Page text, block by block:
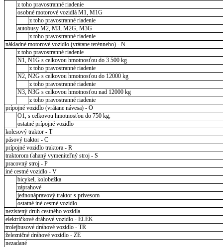
z toho pravostranné riadenie
osobné motorové vozidlá M1, M1G
z toho pravostranné riadenie
autobusy M2, M3, M2G, M3G
z toho pravostranné riadenie
nákladné motorové vozidlo (vrátane terénneho) - N
z toho pravostranné riadenie
N1, N1G s celkovou hmotnosťou do 3 500 kg
z toho pravostranné riadenie
N2, N2G s celkovou hmotnosťou do 12000 kg
z toho pravostranné riadenie
N3, N3G s celkovou hmotnosťou nad 12000 kg
z toho pravostranné riadenie
prípojné vozidlo (vrátane návesa) - O
O1, s celkovou hmotnosťou do 750 kg,
ostatné prípojné vozidlo
kolesový traktor - T
pásový traktor - C
prípojné vozidlo traktora - R
traktorom ťahaný vymeniteľný stroj - S
pracovný stroj - P
iné cestné vozidlo - V
bicykel, kolobežka
záprahové
jednonápravový traktor s prívesom
ostatné iné cestné vozidlo
nezistený druh cestného vozidla
električkové dráhové vozidlo - ELEK
trolejbusové dráhové vozidlo - TR
železničné dráhové vozidlo - ZE
nezadané